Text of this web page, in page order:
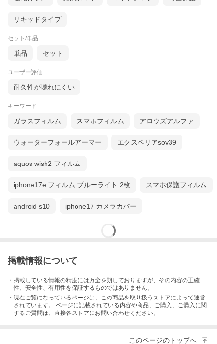
リキッドタイプ
セット/単品
単品 セット
ユーザー評価
耐久性が壊れにくい
キーワード
ガラスフィルム スマホフィルム アロウズアルファ
ウォーターフォールアーマー エクスペリアsov39
aquos wish2 フィルム
iphone17e フィルム ブルーライト 2枚 スマホ保護フィルム
android s10 iphone17 カメラカバー
掲載情報について
・掲載している情報の精度には万全を期しておりますが、その内容の正確
性、安全性、有用性を保証するものではありません。
・現在ご覧になっているページは、この商品を取り扱うストアによって運営
されています。 ページに記載されている内容や商品、ご購入 、ご購入に関
するご質問は、直接各ストアにお問い合わせください。
このページのトップへ